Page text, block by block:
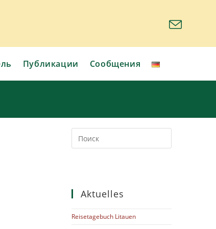
Публикации Сообщения
Aktuelles
Reisetagebuch Litauen